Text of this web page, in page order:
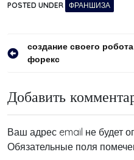
POSTED UNDER ФРАНШИЗА
Навигация
создание своего робота
форекс
Добавить
Ваш адрес email не будет
Обязательные поля